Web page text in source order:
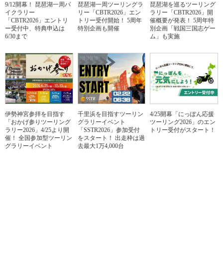
9/12開幕！ 琵琶湖一周バ
イクラリー
「CBTR2026」エントリ
ー受付中、特典申込は
6/30まで
琵琶湖一周ツーリングラ
リー「CBTR2026」エン
トリー受付開始！ 5周年
特別企画も開催
琵琶湖を巡るツーリング
ラリー「CBTR2026」開
催概要が発表！ 5周年特
別企画「戦国三国志ゲー
ム」も実施
伊勢神宮参拝を目指す
「おかげ参りツーリング
ラリー2026」4/25より開
催！ 全国参加型ツーリン
グラリーイベント
千里浜を目指すツーリン
グラリーイベント
「SSTR2026」参加受付
をスタート！ 出走枠は過
去最大1万4,000台
4/25開幕「にっぽん応援
ツーリング2026」のエン
トリー受付がスタート！